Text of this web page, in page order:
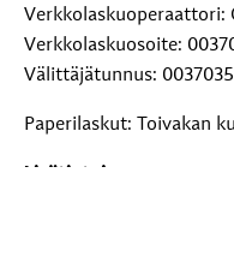
Verkkolaskuoperaattori:
Verkkolaskuosoite:
Välittäjätunnus:
Paperilaskut: Toivakan